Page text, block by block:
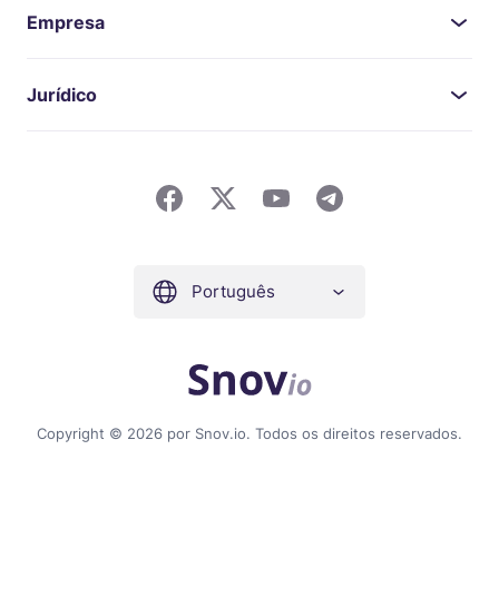
Empresa
Jurídico
Copyright © 2026 por Snov.io. Todos os direitos reservados.
Português